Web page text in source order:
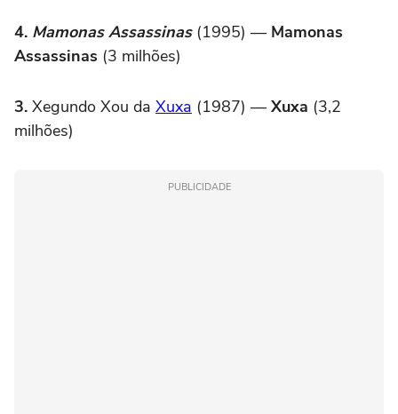
4. Mamonas Assassinas(1995) — Mamonas
Assassinas (3 milhões)
3. Xegundo Xou da Xuxa (1987) — Xuxa (3,2
milhões)
PUBLICIDADE